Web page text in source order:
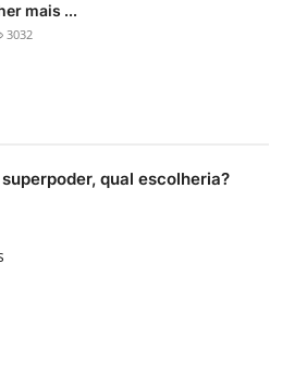
mais ...
3032
qual escolheria?